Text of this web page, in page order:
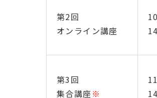
第2回
オンライン講座
第3回
集合講座※